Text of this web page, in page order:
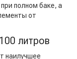
полном баке, а
от
литров
наилучшее